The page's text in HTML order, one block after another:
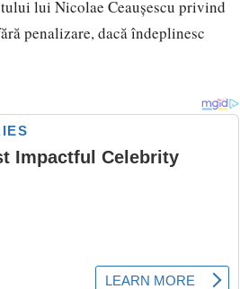
lui Nicolae Ceaușescu privind
penalizare, dacă îndeplinesc